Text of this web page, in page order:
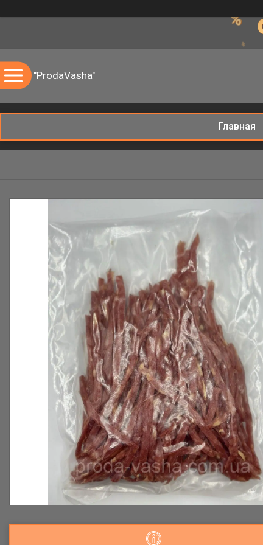
"ProdaVasha"
Главная